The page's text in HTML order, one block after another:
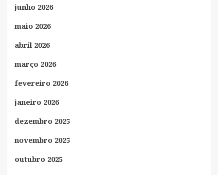
junho 2026
maio 2026
abril 2026
março 2026
fevereiro 2026
janeiro 2026
dezembro 2025
novembro 2025
outubro 2025